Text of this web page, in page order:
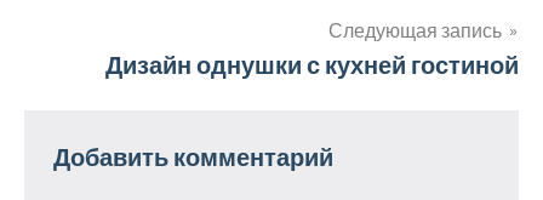
записям
Следующая запись
Дизайн однушки с кухней гостиной
Добавить комментарий